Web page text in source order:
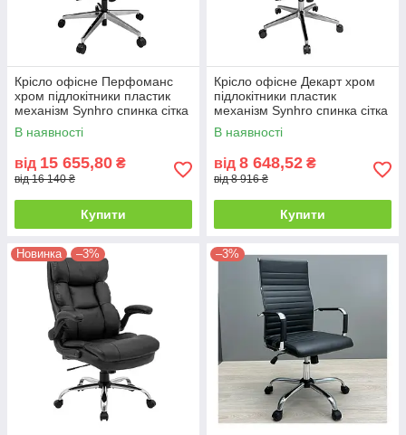
Крісло офісне Перфоманс
хром підлокітники пластик
механізм Synhro спинка сітка
Чорна (Richman ТМ)
В наявності
від 15 655,80 ₴
від 16 140 ₴
Купити
Крісло офісне Декарт хром
підлокітники пластик
механізм Synhro спинка сітка
Чорна (Richman ТМ)
В наявності
від 8 648,52 ₴
від 8 916 ₴
Купити
Новинка –3% –3%